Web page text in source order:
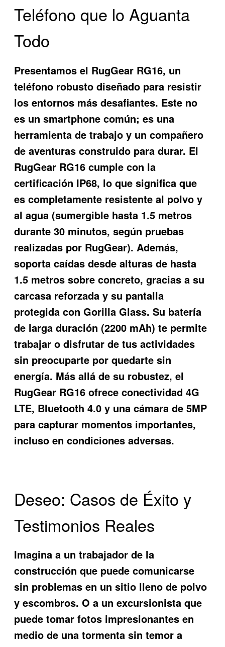
Teléfono que lo Aguanta
Todo
Presentamos el RugGear RG16, un
teléfono robusto diseñado para resistir
los entornos más desafiantes. Este no
es un smartphone común; es una
herramienta de trabajo y un compañero
de aventuras construido para durar. El
RugGear RG16 cumple con la
certificación IP68, lo que significa que
es completamente resistente al polvo y
al agua (sumergible hasta 1.5 metros
durante 30 minutos, según pruebas
realizadas por RugGear). Además,
soporta caídas desde alturas de hasta
1.5 metros sobre concreto, gracias a su
carcasa reforzada y su pantalla
protegida con Gorilla Glass. Su batería
de larga duración (2200 mAh) te permite
trabajar o disfrutar de tus actividades
sin preocuparte por quedarte sin
energía. Más allá de su robustez, el
RugGear RG16 ofrece conectividad 4G
LTE, Bluetooth 4.0 y una cámara de 5MP
para capturar momentos importantes,
incluso en condiciones adversas.
Deseo: Casos de Éxito y
Testimonios Reales
Imagina a un trabajador de la
construcción que puede comunicarse
sin problemas en un sitio lleno de polvo
y escombros. O a un excursionista que
puede tomar fotos impresionantes en
medio de una tormenta sin temor a